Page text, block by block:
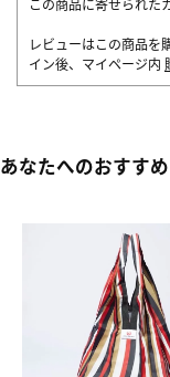
レビューはこの商品を
イン後、マイページ内
あなたへのおすすめ